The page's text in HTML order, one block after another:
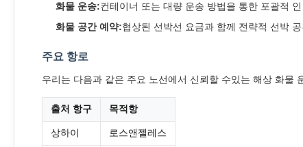
화물 운송:컨테이너 또는 대량 운송 방법을 통한 포괄적
화물 공간 예약:협상된 선박선 요금과 함께 전략적 선박
주요 항로
우리는 다음과 같은 주요 노선에서 신뢰할 수있는 해상 화물
출처 항구 목적항
상하이 로스앤젤레스